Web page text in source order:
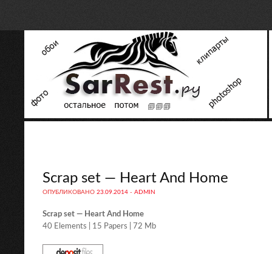
Scrap set — Heart And Home
ОПУБЛИКОВАНО 23.09.2014 - ADMIN
Scrap set — Heart And Home
40 Elements | 15 Papers | 72 Mb